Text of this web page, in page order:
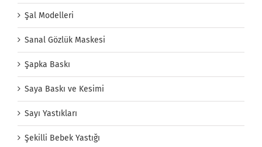
Şal Modelleri
Sanal Gözlük Maskesi
Şapka Baskı
Saya Baskı ve Kesimi
Sayı Yastıkları
Şekilli Bebek Yastığı